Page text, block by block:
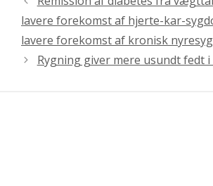
lavere forekomst af hjerte-kar-
lavere forekomst af kronisk
Rygning giver mere usundt fedt